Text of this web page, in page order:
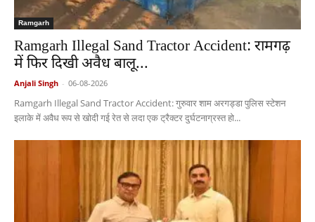
Ramgarh
Ramgarh Illegal Sand Tractor Accident: रामगढ़
में फिर दिखी अवैध बालू...
Anjali Singh - 06-08-2026
Ramgarh Illegal Sand Tractor Accident: गुरुवार शाम अरगड्डा पुलिस स्टेशन
इलाके में अवैध रूप से खोदी गई रेत से लदा एक ट्रैक्टर दुर्घटनाग्रस्त हो...